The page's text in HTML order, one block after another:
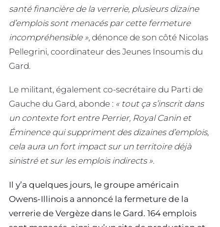
santé financière de la verrerie, plusieurs dizaine
d’emplois sont menacés par cette fermeture
incompréhensible », dénonce de son côté Nicolas
Pellegrini, coordinateur des Jeunes Insoumis du
Gard.
Le militant, également co-secrétaire du Parti de
Gauche du Gard, abonde : « tout ça s’inscrit dans
un contexte fort entre Perrier, Royal Canin et
Éminence qui suppriment des dizaines d’emplois,
cela aura un fort impact sur un territoire déjà
sinistré et sur les emplois indirects ».
Il y’a quelques jours, le groupe américain
Owens-Illinois a annoncé la fermeture de la
verrerie de Vergèze dans le Gard. 164 emplois